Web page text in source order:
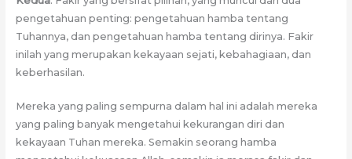
pengetahuan penting: pengetahuan hamba tentang
Tuhannya, dan pengetahuan hamba tentang dirinya. Fakir
inilah yang merupakan kekayaan sejati, kebahagiaan, dan
keberhasilan.
Mereka yang paling sempurna dalam hal ini adalah mereka
yang paling banyak mengetahui kekurangan diri dan
kekayaan Tuhan mereka. Semakin seorang hamba